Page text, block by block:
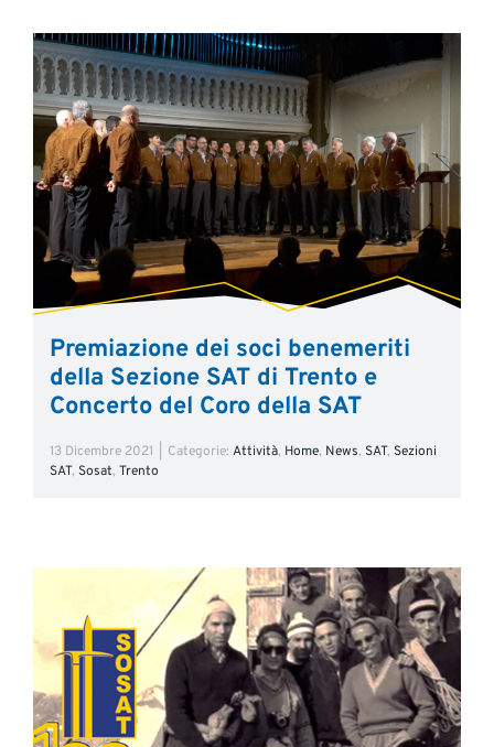
Premiazione dei soci benemeriti
della Sezione SAT di Trento e
Concerto del Coro della SAT
13 Dicembre 2021 Categorie: Attività, Home, News, SAT, Sezioni
SAT, Sosat, Trento